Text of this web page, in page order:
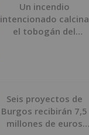
Un incendio
intencionado calcina
el tobogán del
Seis proyectos de
Burgos recibirán 7,5
millones de euros